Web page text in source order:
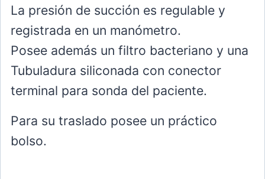
La presión de succión es regulable y
registrada en un manómetro.
Posee además un filtro bacteriano y una
Tubuladura siliconada con conector
terminal para sonda del paciente.
Para su traslado posee un práctico
bolso.